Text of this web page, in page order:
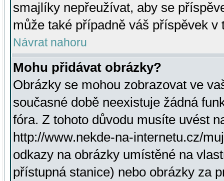
smajlíky nepřeužívat, aby se
může také případně váš příspěvek v
Návrat nahoru
Mohu přidávat obrázky?
Obrázky se mohou zobrazovat ve
současné době neexistuje žádná
fóra. Z tohoto důvodu musíte uvést
http://www.nekde-na-internetu.cz/
odkazy na obrázky umístěné na
přístupná stanice) nebo obrázky za